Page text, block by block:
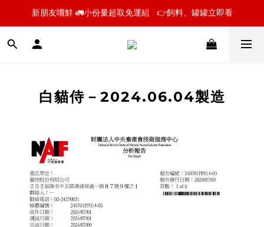
📣【貓侍聲明】近期油品事件安心說明
📣【貓侍聲明】近期油品事件安心說明
白貓侍－2024.06.04製造